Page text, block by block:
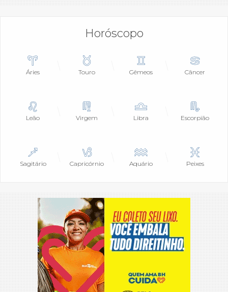
Horóscopo
Áries Touro Gêmeos Câncer
Leão Virgem Libra Escorpião
Sagitário Capricórnio Aquário Peixes